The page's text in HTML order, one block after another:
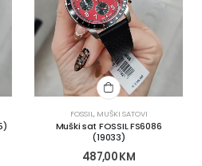
FOSSIL, MUŠKI SATOVI
Muški sat FOSSIL FS6086
(19033)
487,00KM